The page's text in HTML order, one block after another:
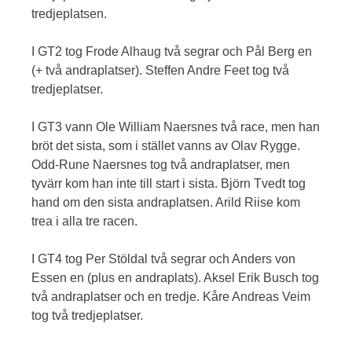
tredjeplatsen.
I GT2 tog Frode Alhaug två segrar och Pål Berg en
(+ två andraplatser). Steffen Andre Feet tog två
tredjeplatser.
I GT3 vann Ole William Naersnes två race, men han
bröt det sista, som i stället vanns av Olav Rygge.
Odd-Rune Naersnes tog två andraplatser, men
tyvärr kom han inte till start i sista. Björn Tvedt tog
hand om den sista andraplatsen. Arild Riise kom
trea i alla tre racen.
I GT4 tog Per Stöldal två segrar och Anders von
Essen en (plus en andraplats). Aksel Erik Busch tog
två andraplatser och en tredje. Kåre Andreas Veim
tog två tredjeplatser.